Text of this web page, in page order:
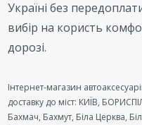
Україні без
вибір на користь
дорозі.
Інтернет-магазин
доставку до міст: КИЇВ,
Бахмач, Бахмут, Біла Церква,